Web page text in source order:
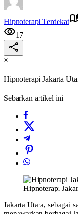
Hipnoterapi Terdekat
17
×
Hipnoterapi Jakarta
Sebarkan artikel ini
Hipnoterapi
Jakarta Utara, sebagai